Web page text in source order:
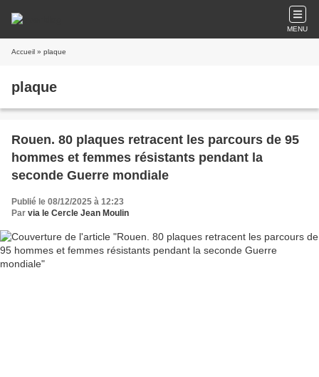
MENU
Accueil » plaque
plaque
Rouen. 80 plaques retracent les parcours de 95
hommes et femmes résistants pendant la
seconde Guerre mondiale
Publié le 08/12/2025 à 12:23
Par via le Cercle Jean Moulin